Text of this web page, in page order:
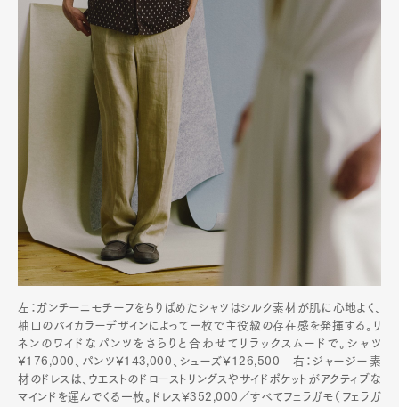
左：ガンチーニモチーフをちりばめたシャツはシルク素材が肌に心地よく、
袖口のバイカラーデザインによって一枚で主役級の存在感を発揮する。リ
ネンのワイドなパンツをさらりと合わせてリラックスムードで。シャツ
¥176,000、パンツ¥143,000、シューズ¥126,500 右：ジャージー素
材のドレスは、ウエストのドローストリングスやサイドポケットがアクティブな
マインドを運んでくる一枚。ドレス¥352,000／すべてフェラガモ（フェラガ